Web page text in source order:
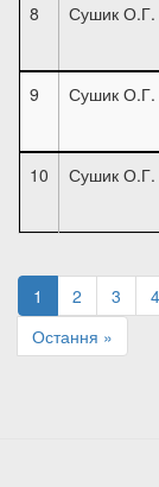
8
Сушик О.Г.
9
Сушик О.Г.
10
Сушик О.Г.
Розбивка
на
сторінки
Поточна
сторінка
1 Page
2 Page
3 4
Остання
сторінка
Остання »